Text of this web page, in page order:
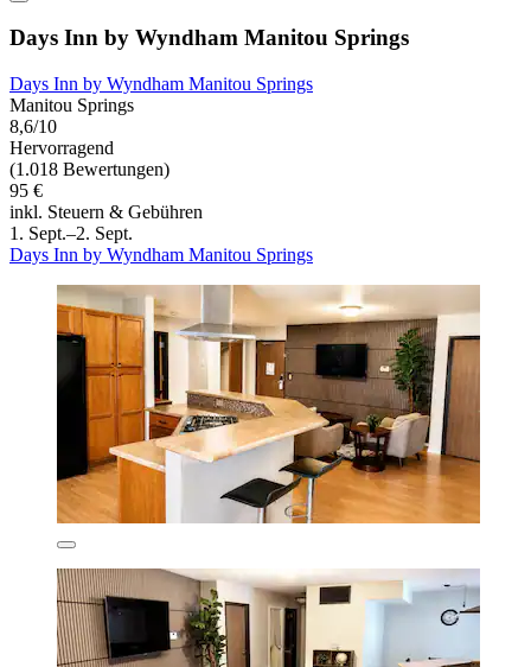
Days Inn by Wyndham Manitou Springs
Days Inn by Wyndham Manitou Springs
Manitou Springs
8,6/10
Hervorragend
(1.018 Bewertungen)
95 €
inkl. Steuern & Gebühren
1. Sept.–2. Sept.
Days Inn by Wyndham Manitou Springs